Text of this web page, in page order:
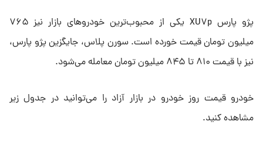
پژو پارس XU۷p یکی از محبوب‌ترین خودروهای بازار نیز ۷۶۵
میلیون تومان قیمت خورده است. سورن پلاس، جایگزین پژو پارس،
نیز با قیمت ۸۱۰ تا ۸۴۵ میلیون تومان معامله می‌شود.
خودرو قیمت روز خودرو در بازار آزاد را می‌توانید در جدول زیر
مشاهده کنید.